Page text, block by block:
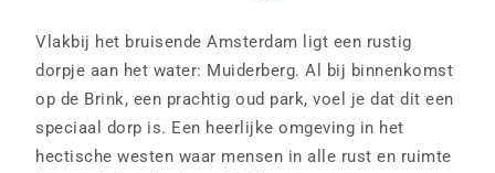
Vlakbij het bruisende Amsterdam ligt een rustig
dorpje aan het water: Muiderberg. Al bij binnenkomst
op de Brink, een prachtig oud park, voel je dat dit een
speciaal dorp is. Een heerlijke omgeving in het
hectische westen waar mensen in alle rust en ruimte